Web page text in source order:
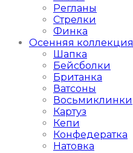
Регланы
Стрелки
Финка
Осенняя коллекция
Шапка
Бейсболки
Британка
Ватсоны
Восьмиклинки
Картуз
Кепи
Конфедератка
Натовка